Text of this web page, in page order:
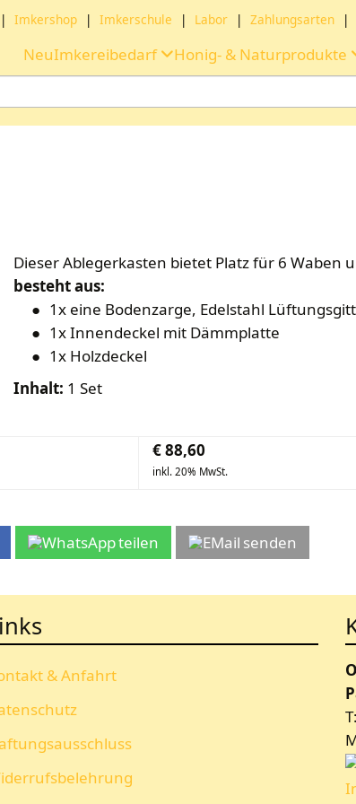
| Imkershop | Imkerschule | Labor | Zahlungsarten |
NeuImkereibedarf Honig- & Naturprodukte
Dieser Ablegerkasten bietet Platz für 6 Waben
besteht aus:
1x eine Bodenzarge, Edelstahl
1x Innendeckel mit Dämmplatte
1x Holzdeckel
Inhalt: 1 Set
€88,60
inkl. 20% MwSt.
teilen senden
& Anfahrt
T: